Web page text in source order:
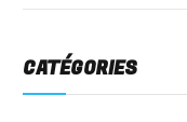
CATÉGORIES